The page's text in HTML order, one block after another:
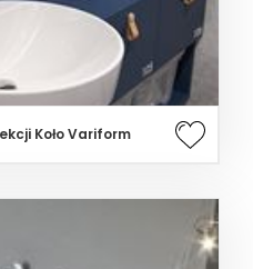
Koło Variform